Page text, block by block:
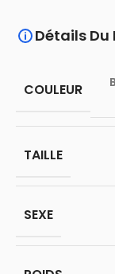
Détails Du
COULEUR
TAILLE
SEXE